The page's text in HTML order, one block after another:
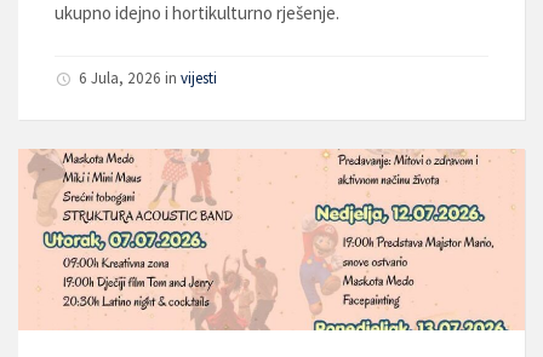
ukupno idejno i hortikulturno rješenje.
6 Jula, 2026 in vijesti